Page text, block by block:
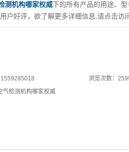
测机构哪家权威下的所有产品的用途、
户好评，欲了解更多详细信息,请点击访
浏览次数：
气检测机构哪家权威